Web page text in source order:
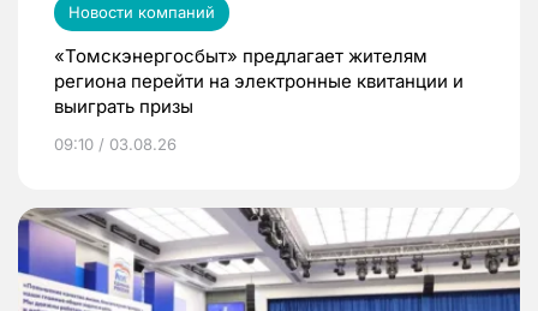
Новости компаний
«Томскэнергосбыт» предлагает жителям
региона перейти на электронные квитанции и
выиграть призы
09:10 / 03.08.26